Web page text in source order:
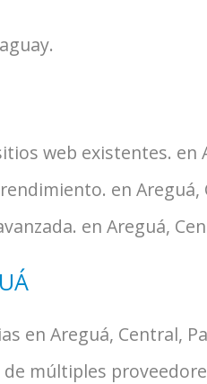
web existentes. en
en Areguá,
en Areguá,
en Areguá, Central,
múltiples